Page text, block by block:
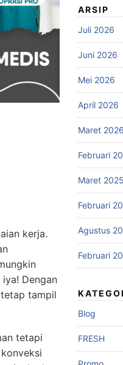
kerja.
Dengan
tampil
tetapi
ARSIP
Juli 2026
Juni 2026
Mei 2026
April 2026
Maret 2026
Februari
Maret 2025
Februari
Agustus
Februari
Blog
FRESH